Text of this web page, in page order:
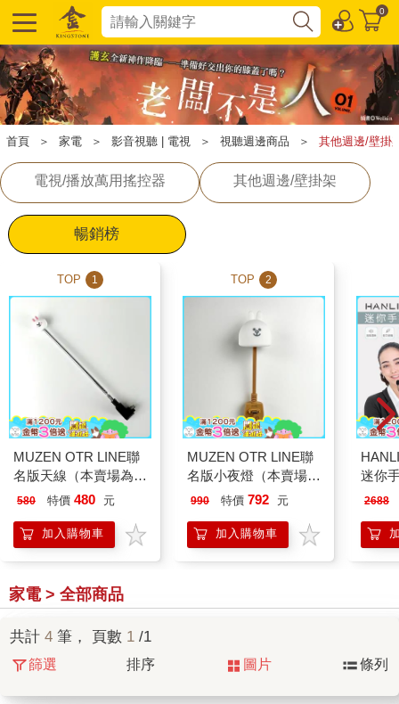
0
首頁 ＞ 家電 ＞ 影音視聽 | 電視 ＞ 視聽週邊商品 ＞ 其他週邊/壁掛
電視/播放萬用搖控器 其他週邊/壁掛架
暢銷榜
TOP 1
MUZEN OTR LINE聯
名版天線（本賣場為單
配件不含音響）
580 特價 480 元
加入購物車
TOP 2
MUZEN OTR LINE聯
名版小夜燈（本賣場為
單配件不含音響）
990 特價 792 元
加入購物車
迷你
克風
2688
家電 > 全部商品
共計 4 筆， 頁數 1 /1
篩選 排序 圖片 條列